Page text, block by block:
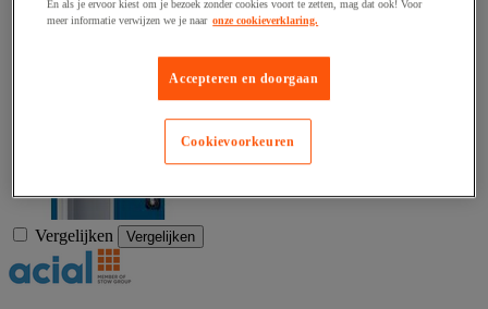
Vergelijken Vergelijken
En als je ervoor kiest om je bezoek zonder cookies voort te zetten, mag dat ook! Voor
meer informatie verwijzen we je naar onze cookieverklaring.
Accepteren en doorgaan
Cookievoorkeuren